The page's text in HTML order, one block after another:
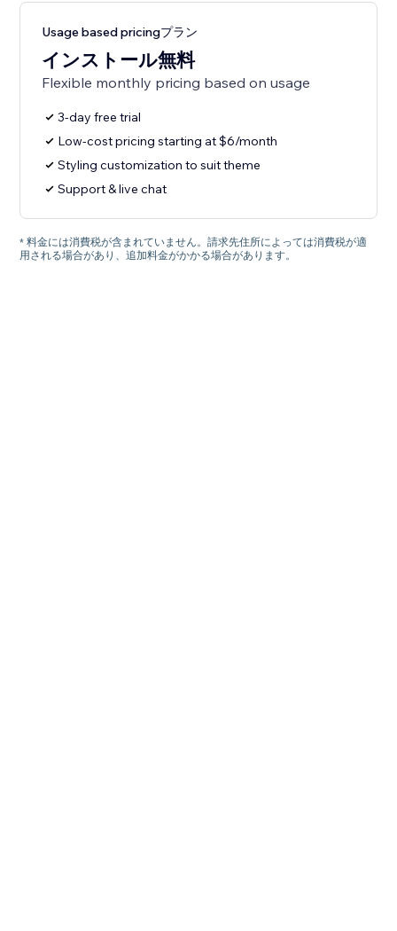
Usage based pricingプラン
インストール無料
Flexible monthly pricing based on usage
3-day free trial
Low-cost pricing starting at $6/month
Styling customization to suit theme
Support & live chat
* 料金には消費税が含まれていません。請求先住所によっては消費税が適
用される場合があり、追加料金がかかる場合があります。